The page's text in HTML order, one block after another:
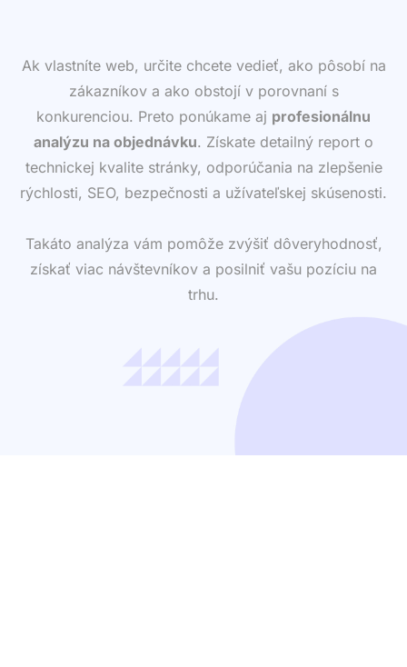
Ak vlastníte web, určite chcete vedieť, ako pôsobí na
zákazníkov a ako obstojí v porovnaní s
konkurenciou. Preto ponúkame aj profesionálnu
analýzu na objednávku. Získate detailný report o
technickej kvalite stránky, odporúčania na zlepšenie
rýchlosti, SEO, bezpečnosti a užívateľskej skúsenosti.
Takáto analýza vám pomôže zvýšiť dôveryhodnosť,
získať viac návštevníkov a posilniť vašu pozíciu na
trhu.